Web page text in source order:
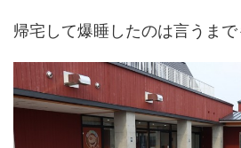
帰宅して爆睡したのは言うまで